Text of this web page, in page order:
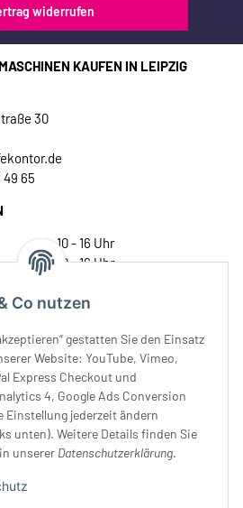
Co nutzen
gestatten Sie den Einsatz
Website: YouTube, Vimeo,
Express Checkout und
4, Google Ads Conversion
Einstellung jederzeit ändern
unten). Weitere Details finden Sie
unserer Datenschutzerklärung.
widerrufen
KAUFEN IN LEIPZIG
30
49 65
10 - 16 Uhr
10 - 16 Uhr
10 - 18 Uhr
10 - 14 Uhr